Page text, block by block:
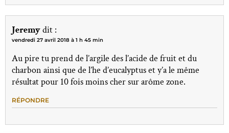
Jeremydit :
vendredi 27 avril 2018 à 1 h 45 min
Au pire tu prend de l’argile des l’acide de fruit et du
charbon ainsi que de l’he d’eucalyptus et y’a le même
résultat pour 10 fois moins cher sur arôme zone.
RÉPONDRE